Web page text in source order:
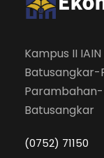
Kampus II
Batusangkar-
Parambahan-
Batusangkar
(0752) 71150